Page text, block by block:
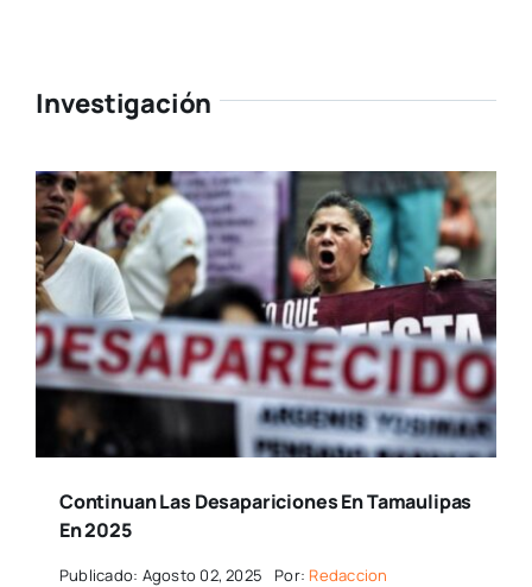
Investigación
Continuan Las Desapariciones En Tamaulipas
En 2025
Publicado: Agosto 02, 2025 Por: Redaccion